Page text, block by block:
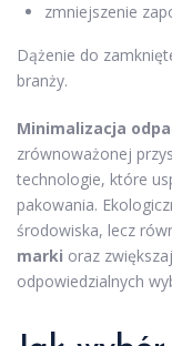
zmniejszenie
Dążenie do
branży.
Minimalizacja
zrównoważonej
technologie, które
pakowania.
środowiska, lecz
marki oraz
odpowiedzialnych